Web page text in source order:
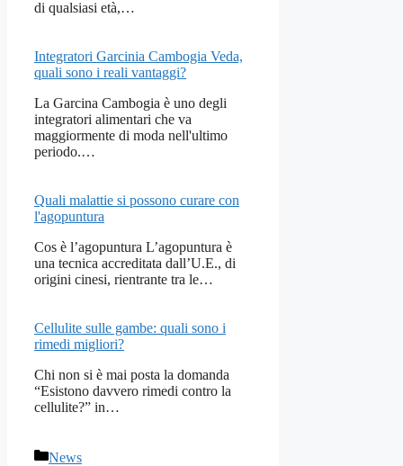
di qualsiasi età,…
Integratori Garcinia Cambogia Veda,
quali sono i reali vantaggi?
La Garcina Cambogia è uno degli
integratori alimentari che va
maggiormente di moda nell'ultimo
periodo.…
Quali malattie si possono curare con
l'agopuntura
Cos è l’agopuntura L’agopuntura è
una tecnica accreditata dall’U.E., di
origini cinesi, rientrante tra le…
Cellulite sulle gambe: quali sono i
rimedi migliori?
Chi non si è mai posta la domanda
“Esistono davvero rimedi contro la
cellulite?” in…
Categorie
News